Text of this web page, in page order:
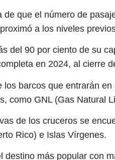
de que el número de
a los niveles
del 90 por ciento de su
en 2024, al cierre
los barcos que entrarán
como GNL (Gas Natural
de los cruceros se
Rico) e Islas Vírgenes.
destino más popular con